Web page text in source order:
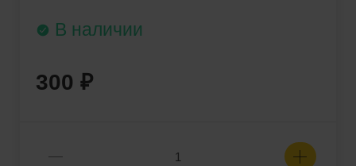
В наличии
300